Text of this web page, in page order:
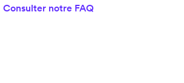
Consulter notre FAQ